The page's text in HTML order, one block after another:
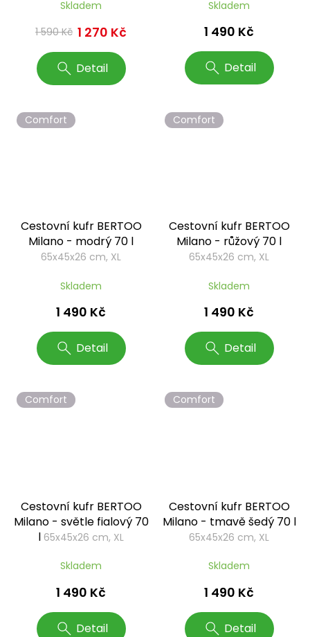
Skladem
1 590 Kč 1 270 Kč
Detail
Skladem
1 490 Kč
Detail
Comfort
Cestovní kufr BERTOO
Milano - modrý 70 l
65x45x26 cm, XL
Skladem
1 490 Kč
Detail
Comfort
Cestovní kufr BERTOO
Milano - růžový 70 l
65x45x26 cm, XL
Skladem
1 490 Kč
Detail
Comfort
Cestovní kufr BERTOO
Milano - světle fialový 70
l 65x45x26 cm, XL
Skladem
1 490 Kč
Detail
Comfort
Cestovní kufr BERTOO
Milano - tmavě šedý 70 l
65x45x26 cm, XL
Skladem
1 490 Kč
Detail